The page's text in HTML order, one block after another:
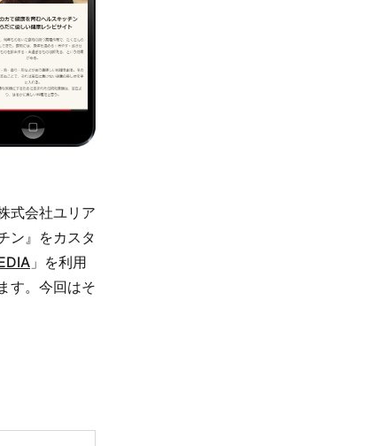
式会社ユリア
ン』をカスタ
」を利用
す。今回はそ